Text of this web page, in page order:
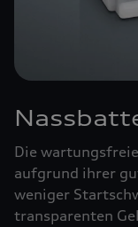
Die
aufgrund ihrer
weniger
transparenten